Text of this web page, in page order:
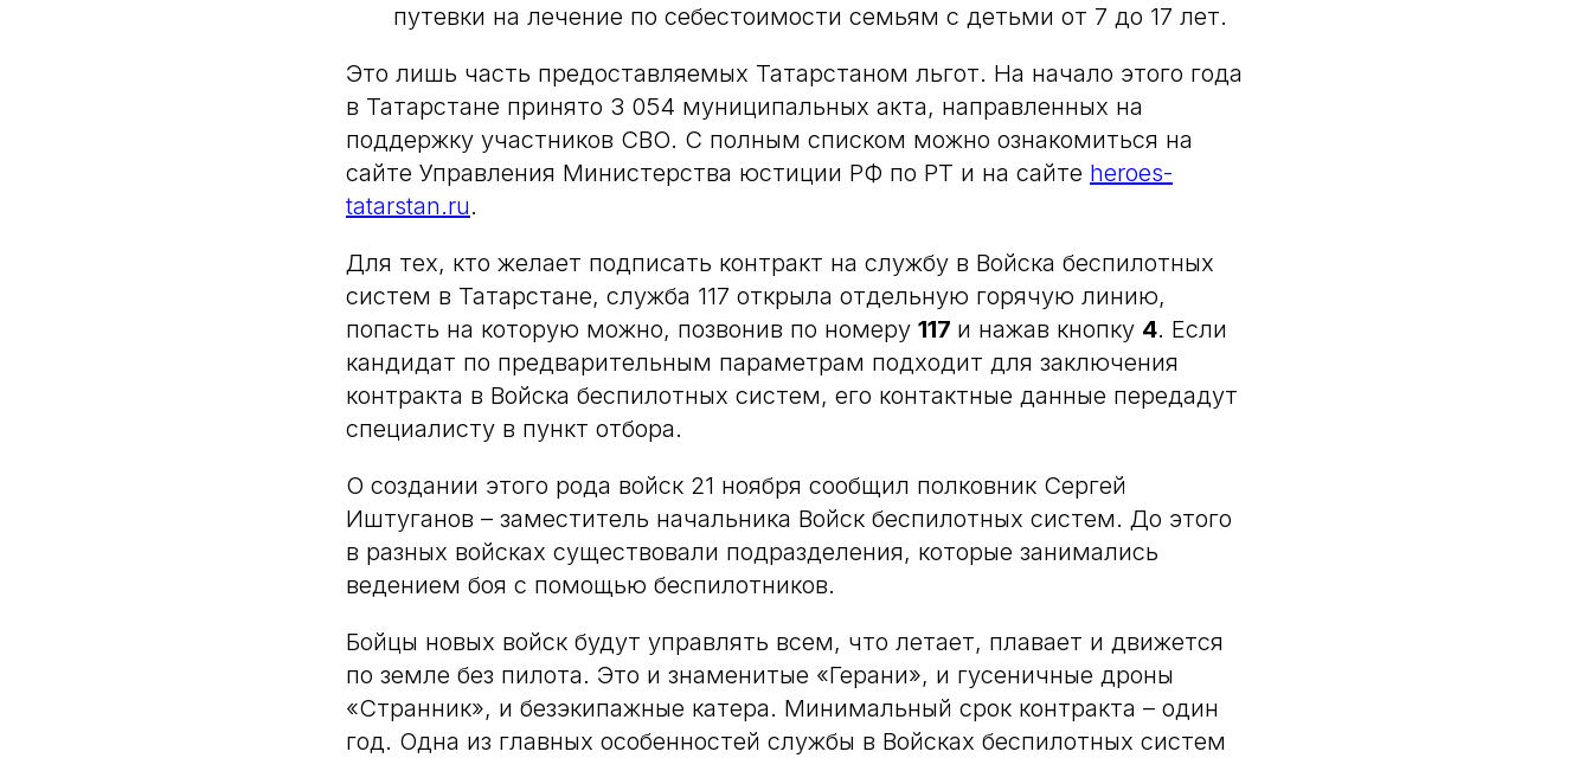
путевки на лечение по себестоимости семьям с детьми от 7 до 17 лет.
Это лишь часть предоставляемых Татарстаном льгот. На начало этого года
в Татарстане принято 3 054 муниципальных акта, направленных на
поддержку участников СВО. С полным списком можно ознакомиться на
сайте Управления Министерства юстиции РФ по РТ и на сайте heroes-
tatarstan.ru.
Для тех, кто желает подписать контракт на службу в Войска беспилотных
систем в Татарстане, служба 117 открыла отдельную горячую линию,
попасть на которую можно, позвонив по номеру 117 и нажав кнопку 4. Если
кандидат по предварительным параметрам подходит для заключения
контракта в Войска беспилотных систем, его контактные данные передадут
специалисту в пункт отбора.
О создании этого рода войск 21 ноября сообщил полковник Сергей
Иштуганов – заместитель начальника Войск беспилотных систем. До этого
в разных войсках существовали подразделения, которые занимались
ведением боя с помощью беспилотников.
Бойцы новых войск будут управлять всем, что летает, плавает и движется
по земле без пилота. Это и знаменитые «Герани», и гусеничные дроны
«Странник», и безэкипажные катера. Минимальный срок контракта – один
год. Одна из главных особенностей службы в Войсках беспилотных систем